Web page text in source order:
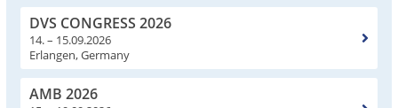
DVS CONGRESS 2026
14. – 15.09.2026
Erlangen, Germany
AMB 2026